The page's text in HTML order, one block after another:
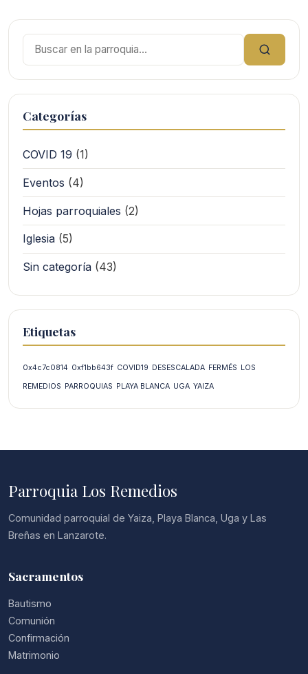
Buscar:
Categorías
COVID 19 (1)
Eventos (4)
Hojas parroquiales (2)
Iglesia (5)
Sin categoría (43)
Etiquetas
0x4c7c0814 0xf1bb643f COVID19 DESESCALADA FERMÉS LOS
REMEDIOS PARROQUIAS PLAYA BLANCA UGA YAIZA
Parroquia Los Remedios
Comunidad parroquial de Yaiza, Playa Blanca, Uga y Las
Breñas en Lanzarote.
Sacramentos
Bautismo
Comunión
Confirmación
Matrimonio